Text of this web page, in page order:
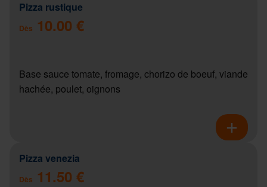
Pizza rustique
Dès 10.00 €
Base sauce tomate, fromage, chorizo de boeuf, viande
hachée, poulet, oignons
Pizza venezia
Dès 11.50 €